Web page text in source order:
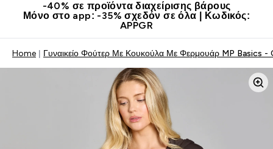
-40% σε προϊόντα διαχείρισης βάρους
Μόνο στο app: -35% σχεδόν σε όλα | Κωδικός:
APPGR
Home Γυναικείο Φούτερ Με Κουκούλα Με Φερμουάρ MP Basics -